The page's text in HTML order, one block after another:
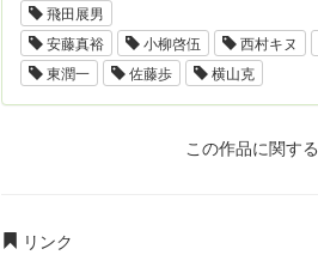
飛田展男
安藤真裕
小柳啓伍 西村キヌ
東潤一
佐藤歩 横山克
この作品に関する
リンク